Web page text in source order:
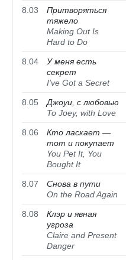
8.03
Притворяться
тяжело
Making Out Is
Hard to Do
8.04
У меня есть
секрет
I've Got a Secret
8.05
Джоуи, с любовью
To Joey, with Love
8.06
Кто ласкает —
тот и покупает
You Pet It, You
Bought It
8.07
Снова в пути
On the Road Again
8.08
Клэр и явная
угроза
Claire and Present
Danger